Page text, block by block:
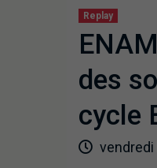
Replay
des
cycle
vendredi